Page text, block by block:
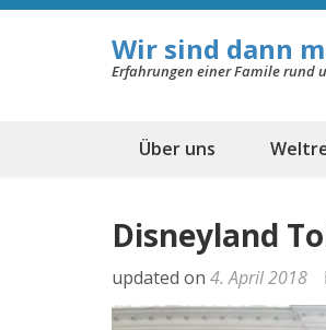
Wir sind dann
Erfahrungen einer Famile rund
Über uns
Disneyland
updated on 4. April 2018